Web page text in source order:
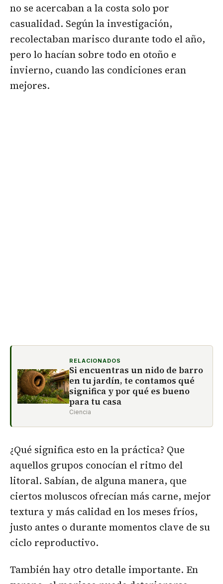
no se acercaban a la costa solo por
casualidad. Según la investigación,
recolectaban marisco durante todo el año,
pero lo hacían sobre todo en otoño e
invierno, cuando las condiciones eran
mejores.
RELACIONADOS
Si encuentras un nido de barro
en tu jardín, te contamos qué
significa y por qué es bueno
para tu casa
Ciencia
¿Qué significa esto en la práctica? Que
aquellos grupos conocían el ritmo del
litoral. Sabían, de alguna manera, que
ciertos moluscos ofrecían más carne, mejor
textura y más calidad en los meses fríos,
justo antes o durante momentos clave de su
ciclo reproductivo.
También hay otro detalle importante. En